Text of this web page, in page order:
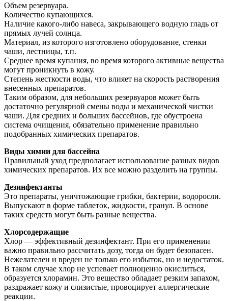
Объем резервуара.
Количество купающихся.
Наличие какого-либо навеса, закрывающего водную гладь от
прямых лучей солнца.
Материал, из которого изготовлено оборудование, стенки
чаши, лестницы, т.п.
Среднее время купания, во время которого активные вещества
могут проникнуть в кожу.
Степень жесткости воды, что влияет на скорость растворения
внесенных препаратов.
Таким образом, для небольших резервуаров может быть
достаточно регулярной смены воды и механической чистки
чаши. Для средних и больших бассейнов, где обустроена
система очищения, обязательно применение правильно
подобранных химических препаратов.
Виды химии для бассейна
Правильный уход предполагает использование разных видов
химических препаратов. Их все можно разделить на группы.
Дезинфектанты
Это препараты, уничтожающие грибки, бактерии, водоросли.
Выпускают в форме таблеток, жидкости, гранул. В основе
таких средств могут быть разные вещества.
Хлорсодержащие
Хлор — эффективный дезинфектант. При его применении
важно правильно рассчитать дозу, тогда он будет безопасен.
Нежелателен и вреден не только его избыток, но и недостаток.
В таком случае хлор не успевает полноценно окислиться,
образуется хлорамин. Это вещество обладает резким запахом,
раздражает кожу и слизистые, провоцирует аллергические
реакции.